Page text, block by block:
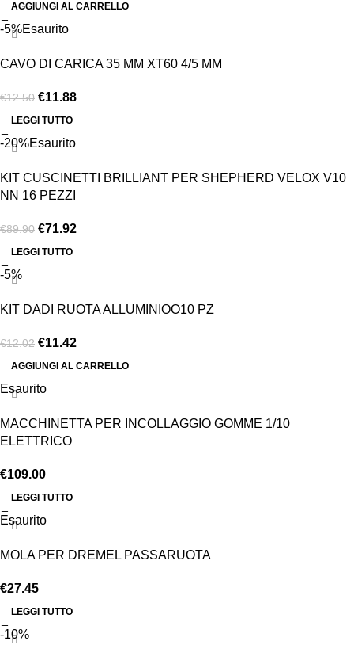
AGGIUNGI AL CARRELLO
-5%Esaurito
CAVO DI CARICA 35 MM XT60 4/5 MM
€12.50 €11.88
LEGGI TUTTO
-20%Esaurito
KIT CUSCINETTI BRILLIANT PER SHEPHERD VELOX V10
NN 16 PEZZI
€89.90 €71.92
LEGGI TUTTO
-5%
KIT DADI RUOTA ALLUMINIOO10 PZ
€12.02 €11.42
AGGIUNGI AL CARRELLO
Esaurito
MACCHINETTA PER INCOLLAGGIO GOMME 1/10
ELETTRICO
€109.00
LEGGI TUTTO
Esaurito
MOLA PER DREMEL PASSARUOTA
€27.45
LEGGI TUTTO
-10%